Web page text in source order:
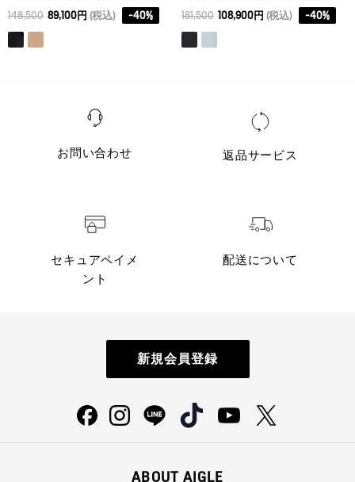
148,500 89,100円 (税込) -40%
181,500 108,900円 (税込) -40%
お問い合わせ 返品サービス
セキュアペイメ
ント
配送について
新規会員登録
ABOUT AIGLE